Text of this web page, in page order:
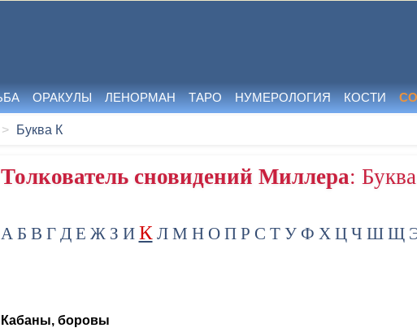
ОРАКУЛЫ ЛЕНОРМАН ТАРО НУМЕРОЛОГИЯ КОСТИ
Буква К
Толкователь сновидений Миллера:
А Б В Г Д Е Ж З И К Л М Н О П Р С Т У Ф Х Ц Ч Ш Щ
Кабаны, боровы